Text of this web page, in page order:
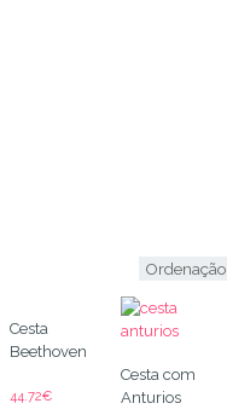
Cesta
Beethoven
44.72€
Cesta com
Anturios